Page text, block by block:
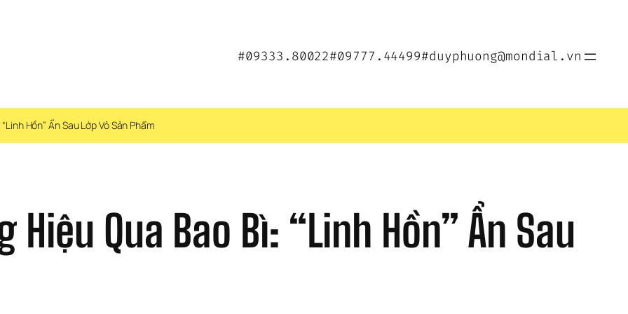
#09333.80022#09777.44499#duyphuong@mondial.vn
Hồn” Ẩn Sau Lớp Vỏ Sản Phẩm
Hiệu Qua Bao Bì: “Linh Hồn” Ẩn Sau